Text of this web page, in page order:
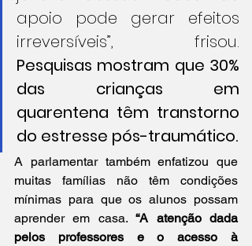
apoio pode gerar efeitos
Pesquisas mostram que 30%
das crianças em
quarentena têm transtorno
do estresse pós-traumático.
A parlamentar também enfatizou que
muitas famílias não têm condições
mínimas para que os alunos possam
aprender em casa. “A atenção dada
pelos professores e o acesso à